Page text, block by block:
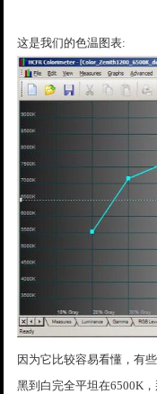
这是我们的色温图表:
因为它比较容易看懂，有
黑到白完全平坦在6500K